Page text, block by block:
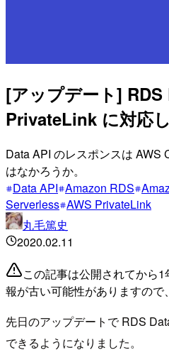
[アップデート]
PrivateLink に対応
Data API のレスポンスは AWS
はなかろうか。
Data API Amazon RDS
Serverless AWS PrivateLink
丸毛篤史
2020.02.11
この記事は公開されてから
報が古い可能性がありますので
先日のアップデートで RDS
できるようになりました。